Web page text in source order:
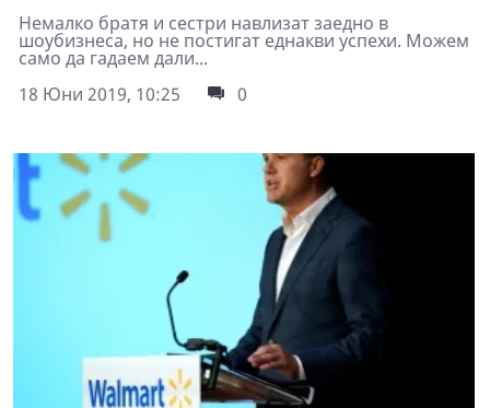
Немалко братя и сестри навлизат заедно в
шоубизнеса, но не постигат еднакви успехи. Можем
само да гадаем дали...
18 Юни 2019, 10:25
0